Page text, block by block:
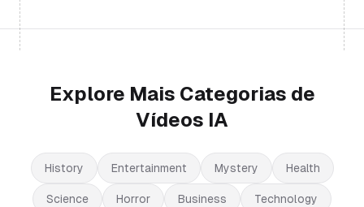
Explore Mais Categorias de
Vídeos IA
History Entertainment Mystery Health
Science Horror Business Technology